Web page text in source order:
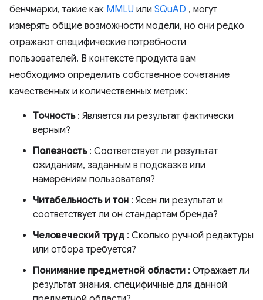
бенчмарки, такие как MMLU или SQuAD , могут
измерять общие возможности модели, но они редко
отражают специфические потребности
пользователей. В контексте продукта вам
необходимо определить собственное сочетание
качественных и количественных метрик:
Точность: Является ли результат фактически
верным?
Полезность: Соответствует ли результат
ожиданиям, заданным в подсказке или
намерениям пользователя?
Читабельность и тон : Ясен ли результат и
соответствует ли он стандартам бренда?
Человеческий труд : Сколько ручной редактуры
или отбора требуется?
Понимание предметной области : Отражает ли
результат знания, специфичные для данной